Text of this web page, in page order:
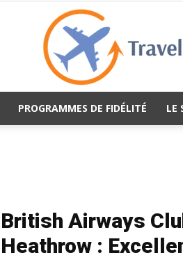
PROGRAMMES DE FIDÉLITÉ LE
British Airways
Heathrow :